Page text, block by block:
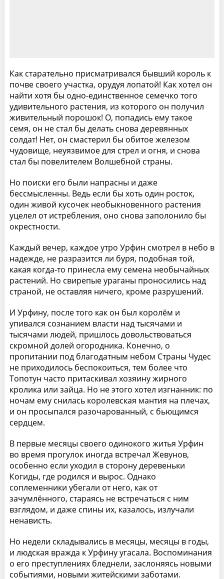
Как старательно присматривался бывший король к
почве своего участка, орудуя лопатой! Как хотел он
найти хотя бы одно-единственное семечко того
удивительного растения, из которого он получил
живительный порошок! О, попадись ему такое
семя, он не стал бы делать снова деревянных
солдат! Нет, он смастерил бы обитое железом
чудовище, неуязвимое для стрел и огня, и снова
стал бы повелителем Волшебной страны.
Но поиски его были напрасны и даже
бессмысленны. Ведь если бы хоть один росток,
один живой кусочек необыкновенного растения
уцелел от истребления, оно снова заполонило бы
окрестности.
Каждый вечер, каждое утро Урфин смотрел в небо в
надежде, не разразится ли буря, подобная той,
какая когда-то принесла ему семена необычайных
растений. Но свирепые ураганы проносились над
страной, не оставляя ничего, кроме разрушений.
И Урфину, после того как он был королём и
упивался сознанием власти над тысячами и
тысячами людей, пришлось довольствоваться
скромной долей огородника. Конечно, о
пропитании под благодатным небом Страны Чудес
не приходилось беспокоиться, тем более что
Топотун часто притаскивал хозяину жирного
кролика или зайца. Но не этого хотел изгнанник: по
ночам ему снилась королевская мантия на плечах,
и он просыпался разочарованный, с бьющимся
сердцем.
В первые месяцы своего одинокого житья Урфин
во время прогулок иногда встречал Жевунов,
особенно если уходил в сторону деревеньки
Когиды, где родился и вырос. Однако
соплеменники убегали от него, как от
зачумлённого, стараясь не встречаться с ним
взглядом, и даже спины их, казалось, излучали
ненависть.
Но недели складывались в месяцы, месяцы в годы,
и людская вражда к Урфину угасала. Воспоминания
о его преступлениях бледнели, заслоняясь новыми
событиями, новыми житейскими заботами.